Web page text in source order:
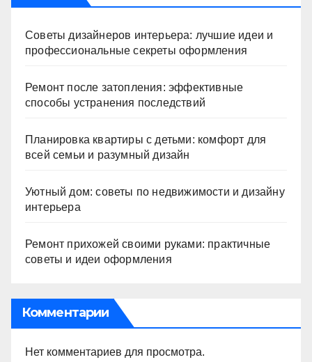
Советы дизайнеров интерьера: лучшие идеи и
профессиональные секреты оформления
Ремонт после затопления: эффективные
способы устранения последствий
Планировка квартиры с детьми: комфорт для
всей семьи и разумный дизайн
Уютный дом: советы по недвижимости и дизайну
интерьера
Ремонт прихожей своими руками: практичные
советы и идеи оформления
Комментарии
Нет комментариев для просмотра.